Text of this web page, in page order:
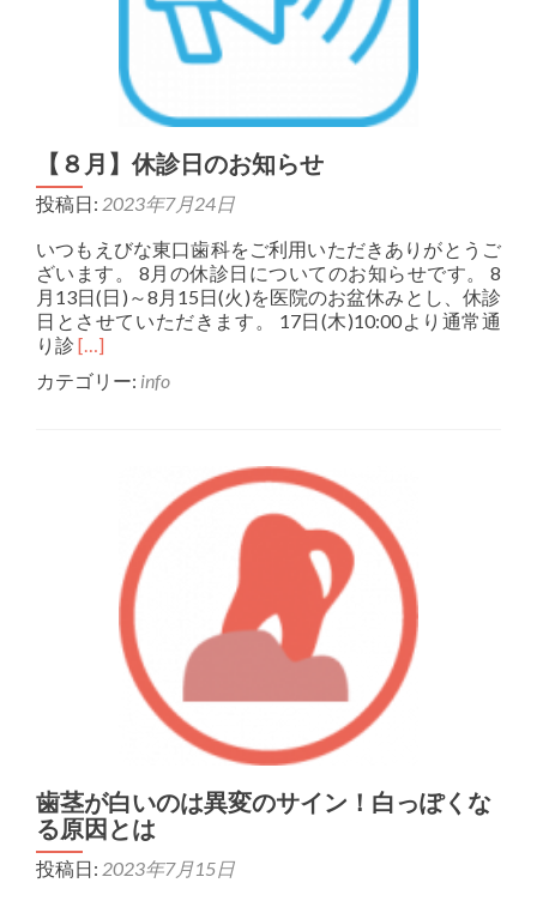
【８月】休診日のお知らせ
投稿日: 2023年7月24日
いつもえびな東口歯科をご利用いただきありがとうご
ざいます。 8月の休診日についてのお知らせです。 8
月13日(日)～8月15日(火)を医院のお盆休みとし、休診
日とさせていただきます。 17日(木)10:00より通常通
り診 Read more about 【８月】休診日のお知らせ
[…]
カテゴリー: info
歯茎が白いのは異変のサイン！白っぽくな
る原因とは
投稿日: 2023年7月15日